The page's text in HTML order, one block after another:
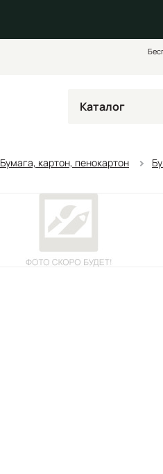
Каталог
Бумага, картон, пенокартон